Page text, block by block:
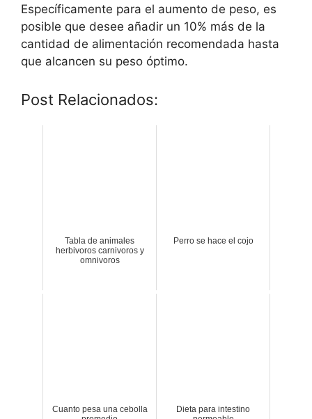
Específicamente para el aumento de peso, es
posible que desee añadir un 10% más de la
cantidad de alimentación recomendada hasta
que alcancen su peso óptimo.
Post Relacionados:
Tabla de animales
herbivoros carnivoros y
omnivoros
Perro se hace el cojo
Cuanto pesa una cebolla
Dieta para intestino